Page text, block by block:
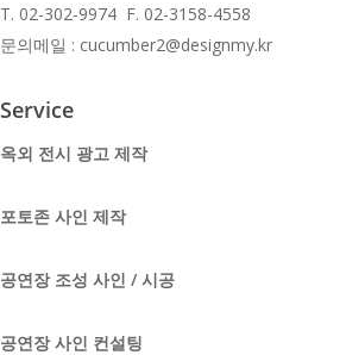
T. 02-302-9974 F. 02-3158-4558
문의메일 : cucumber2@designmy.kr
Service
옥외 전시 광고 제작
포토존 사인 제작
공연장 조성 사인 / 시공
공연장 사인 컨설팅